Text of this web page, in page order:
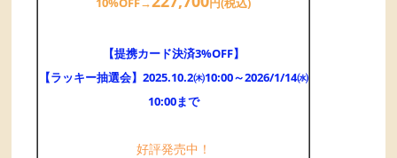
【提携カード決済3%OFF】
【ラッキー抽選会】2025.10.2㈭10:00～2026/1/14㈬
10:00まで
好評発売中！